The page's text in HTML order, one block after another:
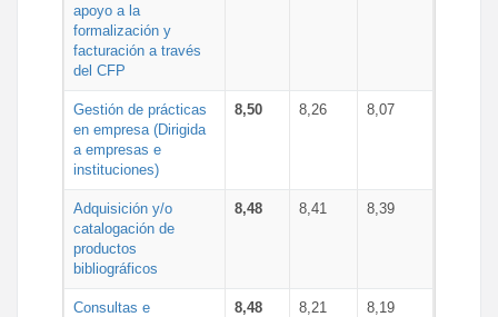
apoyo a la
formalización y
facturación a través
del CFP
Gestión de prácticas
en empresa (Dirigida
a empresas e
instituciones)
8,50 8,26 8,07
Adquisición y/o
catalogación de
productos
bibliográficos
8,48 8,41 8,39
Consultas e
8,48 8,21 8,19